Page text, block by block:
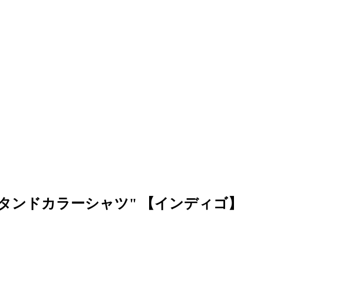
ンドカラーシャツ" 【インディゴ】